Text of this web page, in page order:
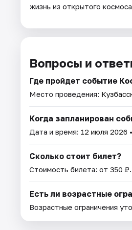
жизнь из открытого
Вопросы и
Где пройдет событие
Место проведения:
Когда запланирован
Дата и время: 12 июля 2026
Сколько стоит билет?
Стоимость билета: от 350 ₽.
Есть ли возрастные
Возрастные ограничения